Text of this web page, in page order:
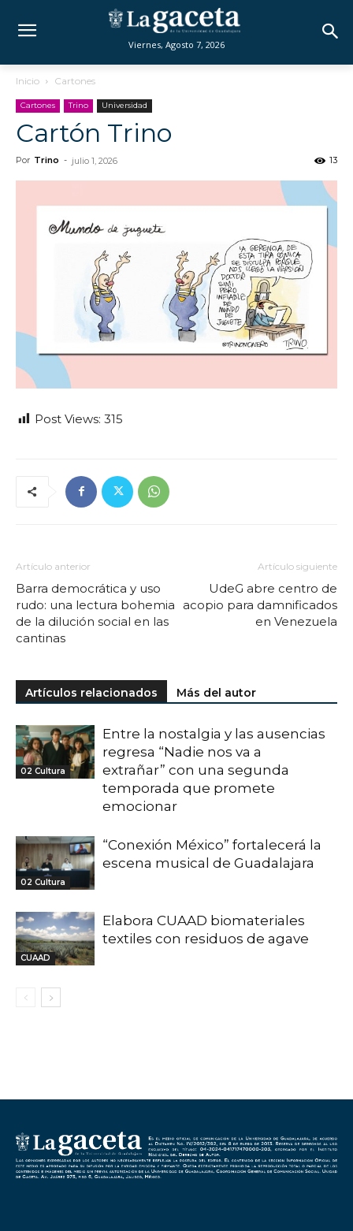
Viernes, Agosto 7, 2026
Inicio Cartones
Cartones Trino Universidad
Cartón Trino
Por Trino - julio 1, 2026 13
Post Views: 315
Artículo anterior
Barra democrática y uso
rudo: una lectura bohemia
de la dilución social en las
cantinas
Artículo siguiente
UdeG abre centro de
acopio para damnificados
en Venezuela
Artículos relacionados Más del autor
02 Cultura
Entre la nostalgia y las ausencias
regresa “Nadie nos va a
extrañar” con una segunda
temporada que promete
emocionar
02 Cultura
“Conexión México” fortalecerá la
escena musical de Guadalajara
CUAAD
Elabora CUAAD biomateriales
textiles con residuos de agave